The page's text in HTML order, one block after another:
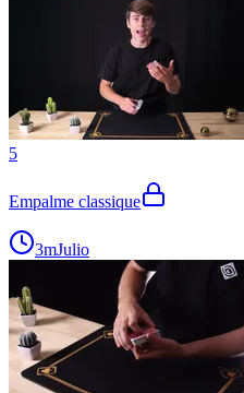
5
Empalme classique
3mJulio